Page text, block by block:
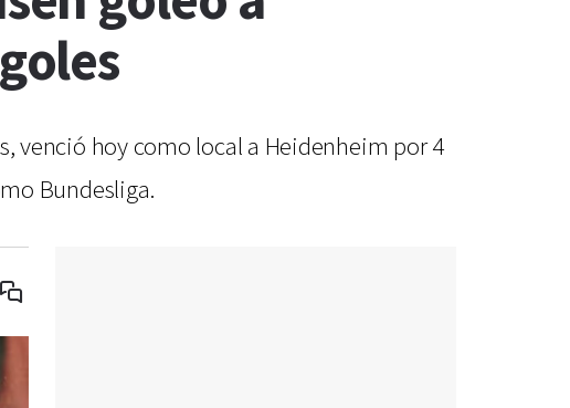
venció hoy como local a Heidenheim por 4
Bundesliga.